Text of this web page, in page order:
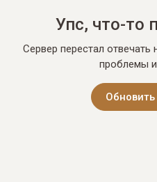
Упс, что-то
Сервер перестал
проблемы